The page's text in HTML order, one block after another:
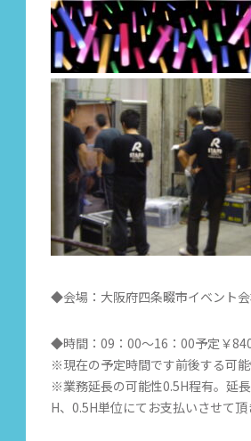
◆会場：大阪府四条畷市イベント
◆時間：09：00～16：00予定￥
※現在の予定時間です前後する可能
※業務延長の可能性0.5H程有。延
H、0.5H単位にてお支払いさせて頂